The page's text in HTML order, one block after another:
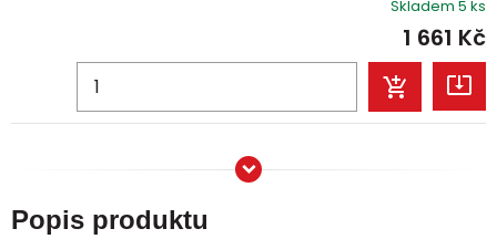
Skladem 5 ks
1 661 Kč
Popis produktu